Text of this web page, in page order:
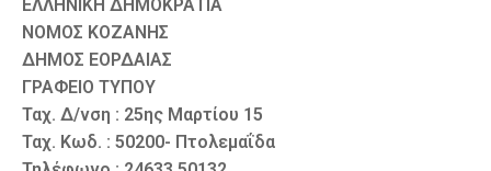
ΕΛΛΗΝΙΚΗ ΔΗΜΟΚΡΑΤΙΑ
ΝΟΜΟΣ ΚΟΖΑΝΗΣ
ΔΗΜΟΣ ΕΟΡΔΑΙΑΣ
ΓΡΑΦΕΙΟ ΤΥΠΟΥ
Ταχ. Δ/νση : 25ης Μαρτίου 15
Ταχ. Κωδ. : 50200- Πτολεμαΐδα